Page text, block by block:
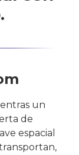
un
de
espacial